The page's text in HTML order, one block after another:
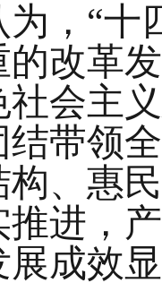
“十四
改革
会主
结带领
、惠
进，
成效